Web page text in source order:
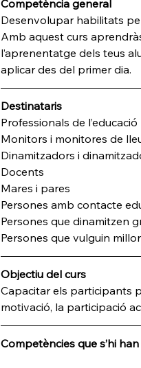
Competència general
Desenvolupar habilitats
Amb aquest curs
l’aprenentatge dels teus
aplicar des del primer dia.
Destinataris
Professionals de l’educació
Monitors i monitores de
Dinamitzadors i
Docents
Mares i pares
Persones amb contacte
Persones que dinamitzen
Persones que vulguin
Objectiu del curs
Capacitar els participants
motivació, la participació
Competències que s’hi han